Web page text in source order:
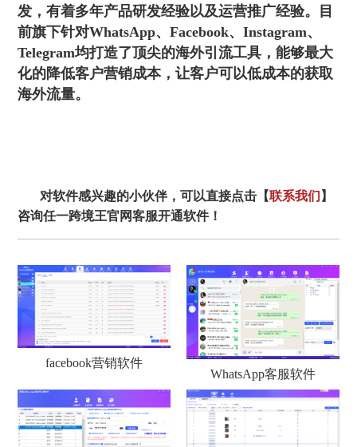
发，有着多年产品研发经验以及运营推广经验。目
前旗下针对WhatsApp、Facebook、Instagram、
Telegram均打造了顶尖的海外引流工具，能够最大
化的降低客户营销成本，让客户可以低成本的获取
海外流量。
对软件感兴趣的小伙伴，可以直接点击【联系我们 】
咨询任一跨境王官网客服开通软件！
facebook营销软件
WhatsApp客服软件